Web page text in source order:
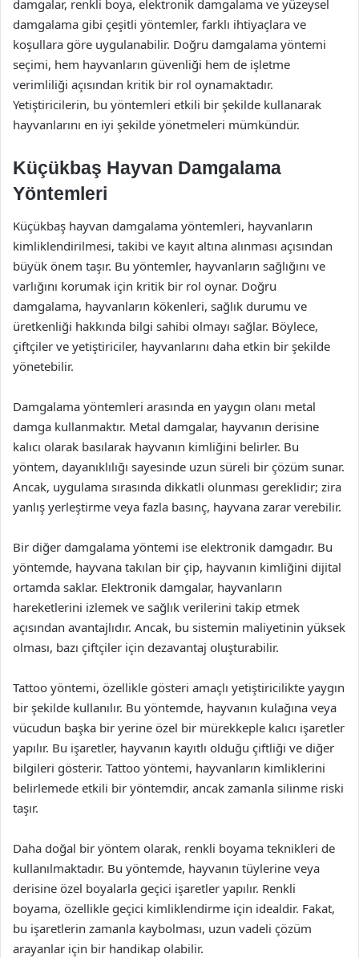
damgalar, renkli boya, elektronik damgalama ve yüzeysel
damgalama gibi çeşitli yöntemler, farklı ihtiyaçlara ve
koşullara göre uygulanabilir. Doğru damgalama yöntemi
seçimi, hem hayvanların güvenliği hem de işletme
verimliliği açısından kritik bir rol oynamaktadır.
Yetiştiricilerin, bu yöntemleri etkili bir şekilde kullanarak
hayvanlarını en iyi şekilde yönetmeleri mümkündür.
Küçükbaş Hayvan Damgalama
Yöntemleri
Küçükbaş hayvan damgalama yöntemleri, hayvanların
kimliklendirilmesi, takibi ve kayıt altına alınması açısından
büyük önem taşır. Bu yöntemler, hayvanların sağlığını ve
varlığını korumak için kritik bir rol oynar. Doğru
damgalama, hayvanların kökenleri, sağlık durumu ve
üretkenliği hakkında bilgi sahibi olmayı sağlar. Böylece,
çiftçiler ve yetiştiriciler, hayvanlarını daha etkin bir şekilde
yönetebilir.
Damgalama yöntemleri arasında en yaygın olanı metal
damga kullanmaktır. Metal damgalar, hayvanın derisine
kalıcı olarak basılarak hayvanın kimliğini belirler. Bu
yöntem, dayanıklılığı sayesinde uzun süreli bir çözüm sunar.
Ancak, uygulama sırasında dikkatli olunması gereklidir; zira
yanlış yerleştirme veya fazla basınç, hayvana zarar verebilir.
Bir diğer damgalama yöntemi ise elektronik damgadır. Bu
yöntemde, hayvana takılan bir çip, hayvanın kimliğini dijital
ortamda saklar. Elektronik damgalar, hayvanların
hareketlerini izlemek ve sağlık verilerini takip etmek
açısından avantajlıdır. Ancak, bu sistemin maliyetinin yüksek
olması, bazı çiftçiler için dezavantaj oluşturabilir.
Tattoo yöntemi, özellikle gösteri amaçlı yetiştiricilikte yaygın
bir şekilde kullanılır. Bu yöntemde, hayvanın kulağına veya
vücudun başka bir yerine özel bir mürekkeple kalıcı işaretler
yapılır. Bu işaretler, hayvanın kayıtlı olduğu çiftliği ve diğer
bilgileri gösterir. Tattoo yöntemi, hayvanların kimliklerini
belirlemede etkili bir yöntemdir, ancak zamanla silinme riski
taşır.
Daha doğal bir yöntem olarak, renkli boyama teknikleri de
kullanılmaktadır. Bu yöntemde, hayvanın tüylerine veya
derisine özel boyalarla geçici işaretler yapılır. Renkli
boyama, özellikle geçici kimliklendirme için idealdir. Fakat,
bu işaretlerin zamanla kaybolması, uzun vadeli çözüm
arayanlar için bir handikap olabilir.